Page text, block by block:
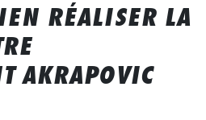
RÉALISER LA
AKRAPOVIC